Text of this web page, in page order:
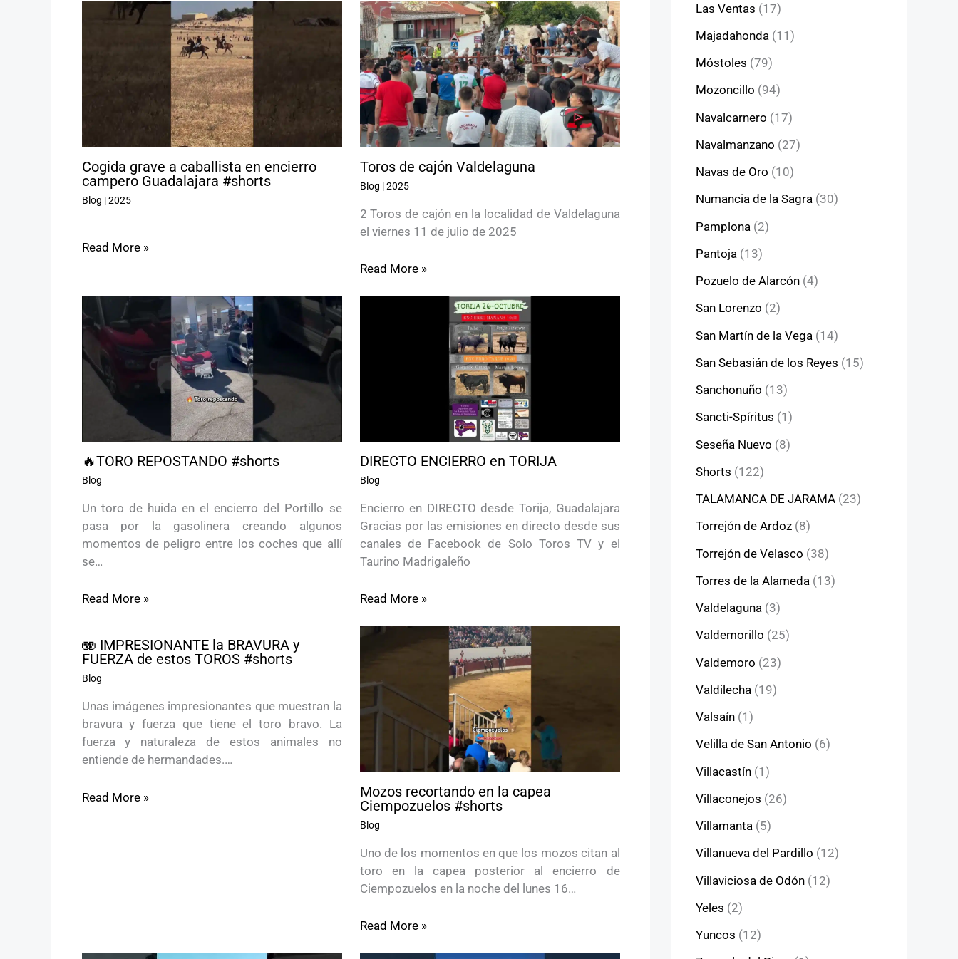
Cogida grave a caballista en encierro
campero Guadalajara #shorts
Blog |2025
Read More »
Toros de cajón Valdelaguna
Blog |2025
2 Toros de cajón en la localidad de Valdelaguna
el viernes 11 de julio de 2025
Read More »
🔥TORO REPOSTANDO #shorts
Blog
Un toro de huida en el encierro del Portillo se
pasa por la gasolinera creando algunos
momentos de peligro entre los coches que allí
se…
Read More »
DIRECTO ENCIERRO en TORIJA
Blog
Encierro en DIRECTO desde Torija, Guadalajara
Gracias por las emisiones en directo desde sus
canales de Facebook de Solo Toros TV y el
Taurino Madrigaleño
Read More »
🫨 IMPRESIONANTE la BRAVURA y
FUERZA de estos TOROS #shorts
Blog
Unas imágenes impresionantes que muestran la
bravura y fuerza que tiene el toro bravo. La
fuerza y naturaleza de estos animales no
entiende de hermandades.…
Read More »
Mozos recortando en la capea
Ciempozuelos #shorts
Blog
Uno de los momentos en que los mozos citan al
toro en la capea posterior al encierro de
Ciempozuelos en la noche del lunes 16…
Read More »
Las Ventas (17)
Majadahonda (11)
Móstoles (79)
Mozoncillo (94)
Navalcarnero (17)
Navalmanzano (27)
Navas de Oro (10)
Numancia de la Sagra (30)
Pamplona (2)
Pantoja (13)
Pozuelo de Alarcón (4)
San Lorenzo (2)
San Martín de la Vega (14)
San Sebasián de los Reyes (15)
Sanchonuño (13)
Sancti-Spíritus (1)
Seseña Nuevo (8)
Shorts (122)
TALAMANCA DE JARAMA (23)
Torrejón de Ardoz (8)
Torrejón de Velasco (38)
Torres de la Alameda (13)
Valdelaguna (3)
Valdemorillo (25)
Valdemoro (23)
Valdilecha (19)
Valsaín (1)
Velilla de San Antonio (6)
Villacastín (1)
Villaconejos (26)
Villamanta (5)
Villanueva del Pardillo (12)
Villaviciosa de Odón (12)
Yeles (2)
Yuncos (12)